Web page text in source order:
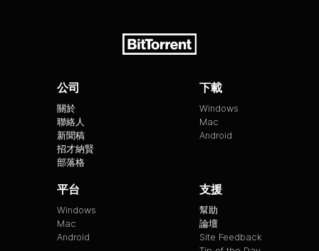
公司
關於
聯絡人
新聞稿
招才納賢
部落格
下載
Windows
Mac
Android
平台
Windows
Mac
Android
支援
幫助
論壇
Site Feedback